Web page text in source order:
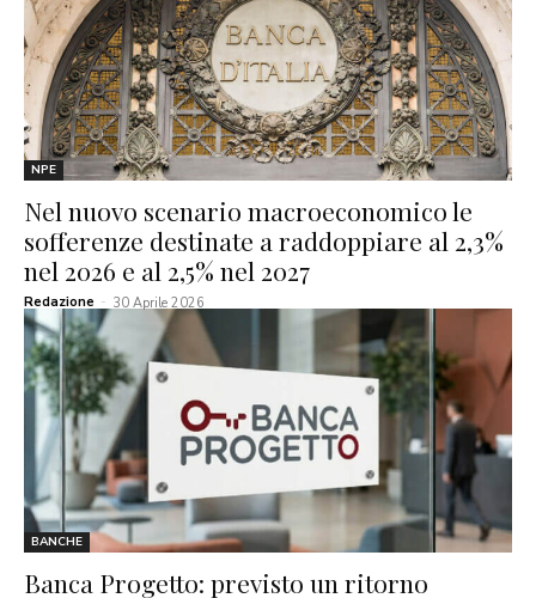
NPE
Nel nuovo scenario macroeconomico le
sofferenze destinate a raddoppiare al 2,3%
nel 2026 e al 2,5% nel 2027
Redazione - 30 Aprile 2026
BANCHE
Banca Progetto: previsto un ritorno